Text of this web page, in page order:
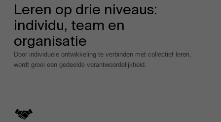
Leren op drie niveaus:
individu, team en
organisatie
Door individuele ontwikkeling te verbinden met collectief leren,
wordt groei een gedeelde verantwoordelijkheid.